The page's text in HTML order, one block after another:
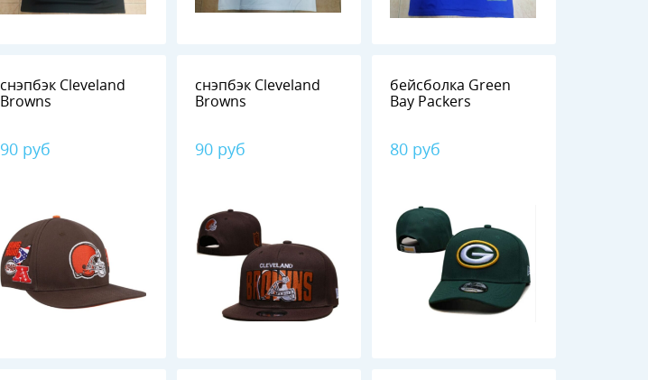
снэпбэк Cleveland
Browns
90 руб
снэпбэк Cleveland
Browns
90 руб
бейсболка Green
Bay Packers
80 руб